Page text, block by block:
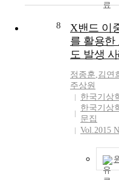
8
X밴드 이
를 활용한
도 발생
정종훈,김연
주상원
한국기상
한국기상
문집
Vol.2015